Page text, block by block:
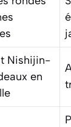
Nishijin-
en